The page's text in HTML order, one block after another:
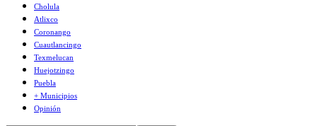
Cholula
Atlixco
Coronango
Cuautlancingo
Texmelucan
Huejotzingo
Puebla
+ Municipios
Opinión